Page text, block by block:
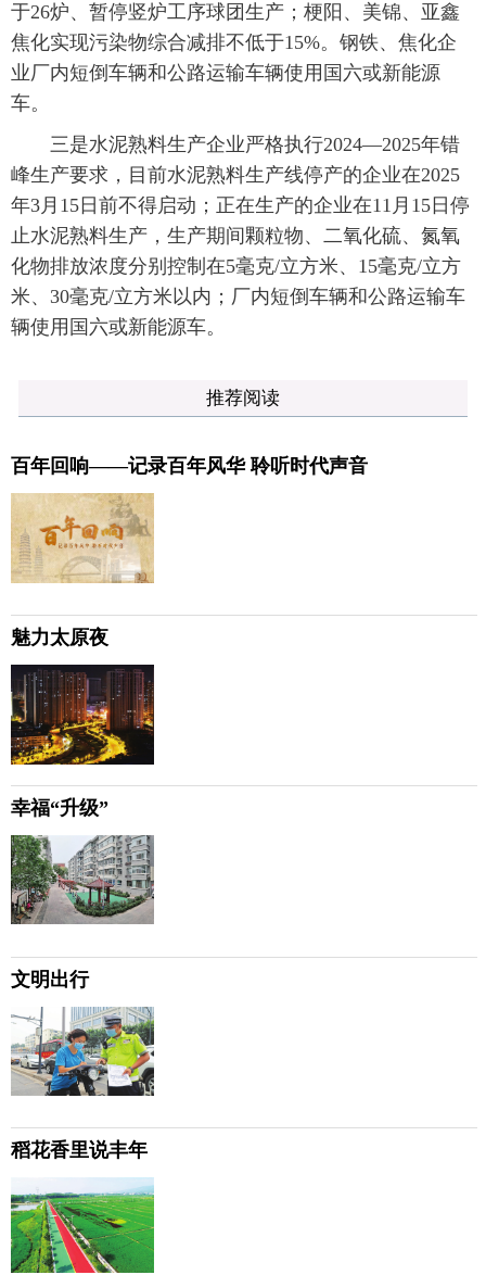
于26炉、暂停竖炉工序球团生产；梗阳、美锦、亚鑫
焦化实现污染物综合减排不低于15%。钢铁、焦化企
业厂内短倒车辆和公路运输车辆使用国六或新能源
车。
三是水泥熟料生产企业严格执行2024—2025年错
峰生产要求，目前水泥熟料生产线停产的企业在2025
年3月15日前不得启动；正在生产的企业在11月15日停
止水泥熟料生产，生产期间颗粒物、二氧化硫、氮氧
化物排放浓度分别控制在5毫克/立方米、15毫克/立方
米、30毫克/立方米以内；厂内短倒车辆和公路运输车
辆使用国六或新能源车。
推荐阅读
百年回响——记录百年风华 聆听时代声音
魅力太原夜
幸福“升级”
文明出行
稻花香里说丰年